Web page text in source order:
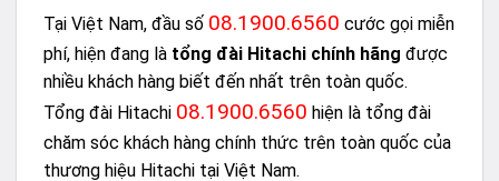
Tại Việt Nam, đầu số 08.1900.6560 cước gọi miễn
phí, hiện đang là tổng đài Hitachi chính hãng được
nhiều khách hàng biết đến nhất trên toàn quốc.
Tổng đài Hitachi 08.1900.6560 hiện là tổng đài
chăm sóc khách hàng chính thức trên toàn quốc của
thương hiệu Hitachi tại Việt Nam.